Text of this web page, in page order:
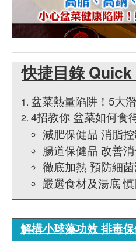
快捷目錄
盆菜熱量陷阱！5大
4招教你 盆菜如何食
減肥保健品 消脂
腸道保健品 改善
徹底加熱 預防細
嚴選食材及湯底
解構小球藻功效 排毒